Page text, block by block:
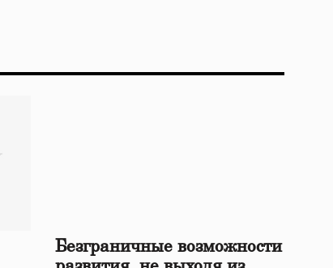
Безграничные возможности